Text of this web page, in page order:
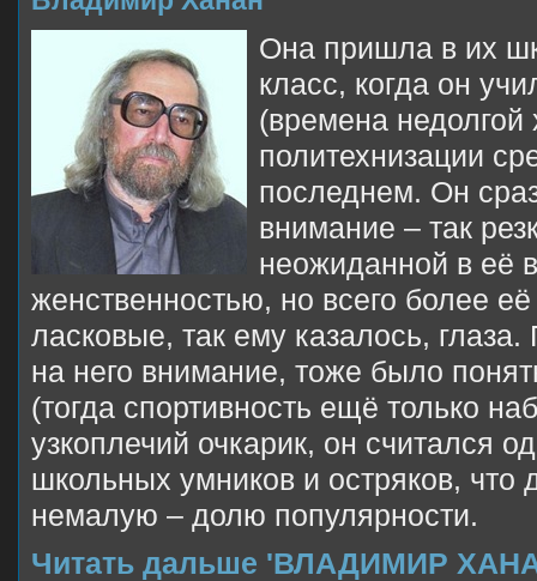
Она пришла в их
класс, когда он
(времена недолгой
политехнизации
последнем. Он
внимание – так
неожиданной в её
женственностью, но всего более
ласковые, так ему казалось,
на него внимание, тоже было
(тогда спортивность ещё только
узкоплечий очкарик, он считался
школьных умников и остряков, что
немалую – долю популярности.
Читать дальше 'ВЛАДИМИР